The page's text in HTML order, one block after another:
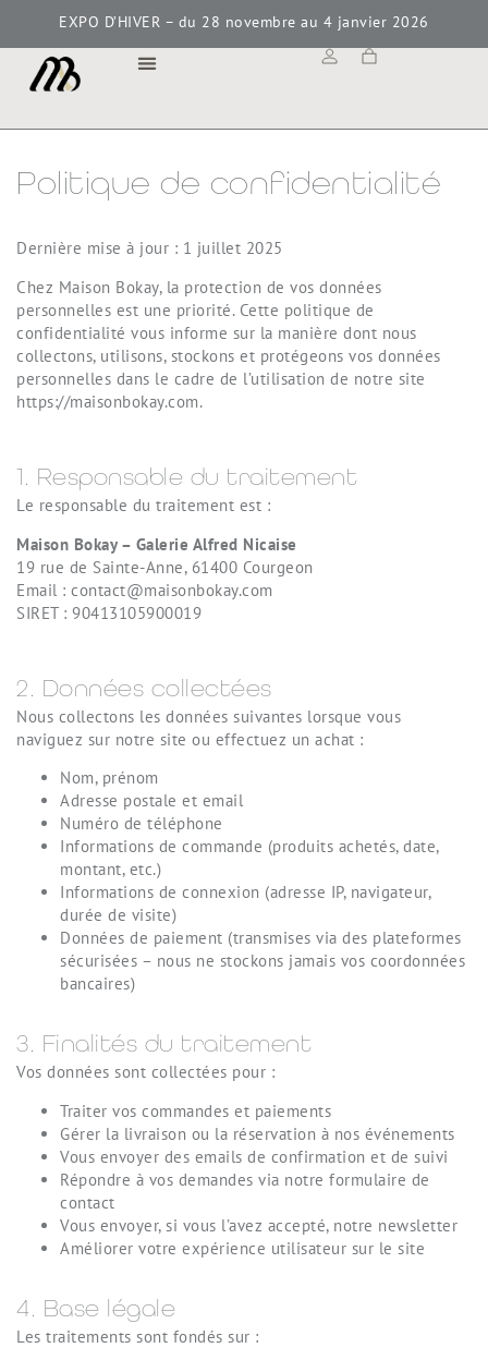
EXPO D’HIVER – du 28 novembre au 4 janvier 2026
Politique de confidentialité
Dernière mise à jour : 1 juillet 2025
Chez Maison Bokay, la protection de vos données
personnelles est une priorité. Cette politique de
confidentialité vous informe sur la manière dont nous
collectons, utilisons, stockons et protégeons vos données
personnelles dans le cadre de l’utilisation de notre site
https://maisonbokay.com.
1. Responsable du traitement
Le responsable du traitement est :
Maison Bokay – Galerie Alfred Nicaise
19 rue de Sainte-Anne, 61400 Courgeon
Email : contact@maisonbokay.com
SIRET : 90413105900019
2. Données collectées
Nous collectons les données suivantes lorsque vous
naviguez sur notre site ou effectuez un achat :
Nom, prénom
Adresse postale et email
Numéro de téléphone
Informations de commande (produits achetés, date,
montant, etc.)
Informations de connexion (adresse IP, navigateur,
durée de visite)
Données de paiement (transmises via des plateformes
sécurisées – nous ne stockons jamais vos coordonnées
bancaires)
3. Finalités du traitement
Vos données sont collectées pour :
Traiter vos commandes et paiements
Gérer la livraison ou la réservation à nos événements
Vous envoyer des emails de confirmation et de suivi
Répondre à vos demandes via notre formulaire de
contact
Vous envoyer, si vous l’avez accepté, notre newsletter
Améliorer votre expérience utilisateur sur le site
4. Base légale
Les traitements sont fondés sur :